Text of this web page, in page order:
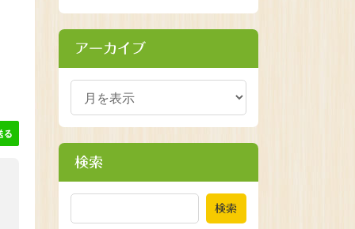
アーカイブ
検索
検索